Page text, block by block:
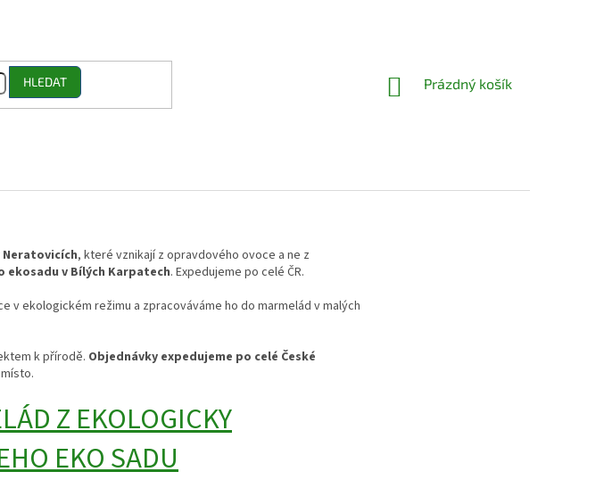
HLEDAT
NÁKUPNÍ
Prázdný košík
, které vznikají z opravdového ovoce a ne z
v Bílých Karpatech. Expedujeme po celé ČR.
v ekologickém režimu a zpracováváme ho do marmelád v malých
k přírodě. Objednávky expedujeme po celé České
Z EKOLOGICKY
EKO SADU